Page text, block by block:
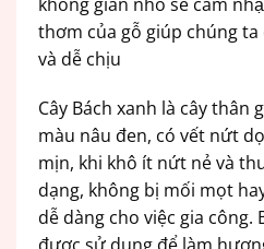
thơm của gỗ giúp chúng
và dễ chịu
Cây Bách xanh là cây thân
màu nâu đen, có vết nứt
mịn, khi khô ít nứt nẻ và
dạng, không bị mối mọt
dễ dàng cho việc gia công.